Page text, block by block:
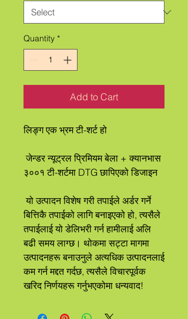
Quantity *
Add to Cart
लिङ्ग एक भ्रम टी-शर्ट हो
जेन्डर न्यूट्रल प्रिमियम बेला + क्यानभास
३००१ टी-शर्टमा DTG छापिएको डिजाइन
यो उत्पादन विशेष गरी तपाईले अर्डर गर्ने
बित्तिकै तपाईको लागि बनाइएको हो, त्यसैले
तपाईलाई यो डेलिभरी गर्न हामीलाई अलि
बढी समय लाग्छ। थोकमा सट्टा मागमा
उत्पादनहरू बनाउनुले अत्यधिक उत्पादनलाई
कम गर्न मद्दत गर्दछ, त्यसैले विचारपूर्वक
खरिद निर्णयहरू गर्नुभएकोमा धन्यवाद!